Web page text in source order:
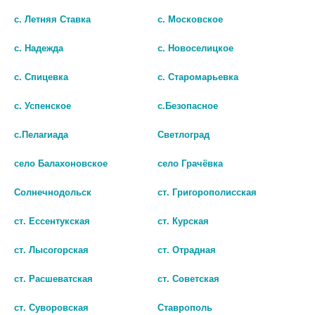
возможность возврата покупателем лекарственных
оферте.
Федеральные органы исполнительной власти,
осуществляющие контроль за розничной продажей
здравоохранения
Адрес: 109074, г. Москва, Славянская площадь, д. 4, стр. 1
Справочная Росздравнадзора:(495) 698-45-38
с. Летняя Ставка с. Московское
с. Надежда с. Новоселицкое
с. Спицевка с. Старомарьевка
с. Успенское с.Безопасное
с.Пелагиада Светлоград
село Балахоновское село Грачёвка
Солнечнодольск ст. Григорополисская
ст. Ессентукская ст. Курская
ст. Лысогорская ст. Отрадная
ст. Расшеватская ст. Советская
ст. Суворовская Ставрополь